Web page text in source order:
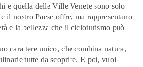
e quella delle Ville Venete sono solo
il nostro Paese offre, ma rappresentano
e la bellezza che il cicloturismo può
carattere unico, che combina natura,
tutte da scoprire. E poi, vuoi